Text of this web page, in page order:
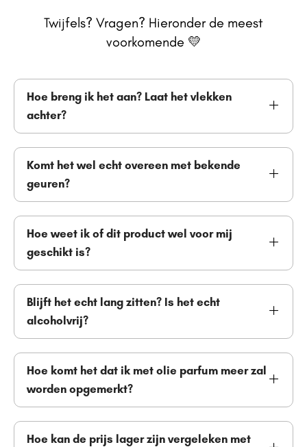
Twijfels? Vragen? Hieronder de meest
voorkomende 💛
Hoe breng ik het aan? Laat het vlekken
achter?
Komt het wel echt overeen met bekende
geuren?
Hoe weet ik of dit product wel voor mij
geschikt is?
Blijft het echt lang zitten? Is het echt
alcoholvrij?
Hoe komt het dat ik met olie parfum meer zal
worden opgemerkt?
Hoe kan de prijs lager zijn vergeleken met